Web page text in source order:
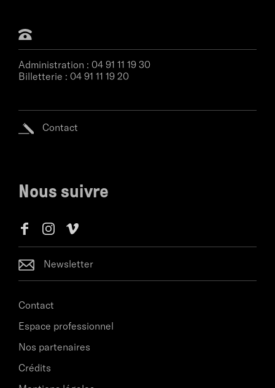
Administration : 04 91 11 19 30
Billetterie : 04 91 11 19 20
Contact
Nous suivre
Newsletter
Contact
Espace professionnel
Nos partenaires
Crédits